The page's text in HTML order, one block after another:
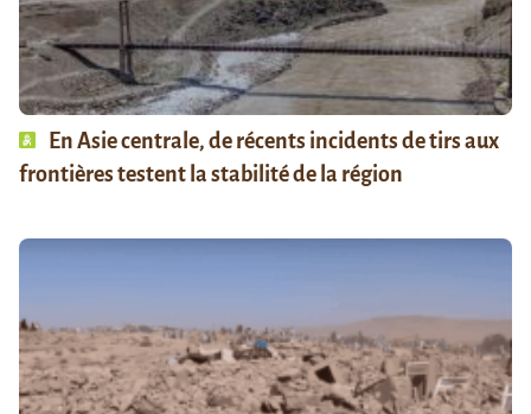
En Asie centrale, de récents incidents de tirs aux
frontières testent la stabilité de la région